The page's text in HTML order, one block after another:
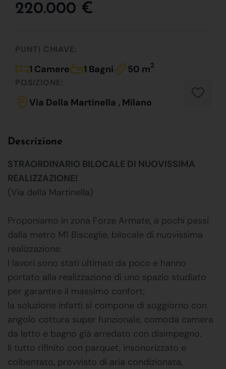
220.000 €
PUNTI CHIAVE:
1 Camere 1 Bagni 50 m2
POSIZIONE:
Via Della Martinella , Milano
Descrizione
STRAORDINARIO BILOCALE DI NUOVISSIMA
REALIZZAZIONE!
(Via della Martinella)
Proponiamo in zona Forze Armate, a pochi passi
dalla metro M1 Bisceglie, bilocale di nuovissima
realizzazione.
I lavori sono stati ultimati da poco e hanno
portato alla realizzazione di uno spazio studiato
per garantire il massimo confort;
la soluzione infatti si compone di soggiorno con
angolo cottura super funzionale, comoda camera
da letto e bagno già arredato con disimpegno.
Il tutto rifinito con parquet, insonorizzato e
coibentato, provvisto di aria condizionata,